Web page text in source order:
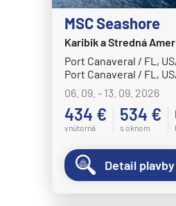
Disney Cruise Line
Disney Adventure
Disney Destiny
Disney Dream
Disney Fantasy
Disney Magic
Disney Treasure
Disney Wish
MSC Seashore
Karibik a Stredná
Port Canaveral / FL,
Port Canaveral / FL,
06. 09. - 13. 09. 2026
434 €
vnútorná
534 €
s oknom
Detail plavby